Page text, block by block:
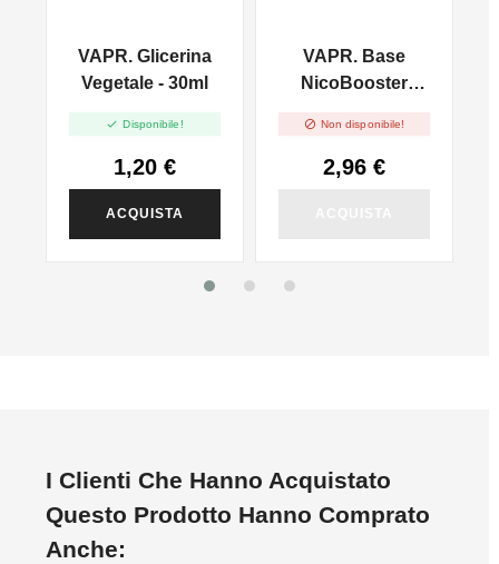
VAPR. Glicerina
Vegetale - 30ml
 Disponibile!
1,20 €
ACQUISTA
VAPR. Base
NicoBooster
 Non disponibile!
2,96 €
I Clienti Che Hanno Acquistato
Questo Prodotto Hanno Comprato
Anche: